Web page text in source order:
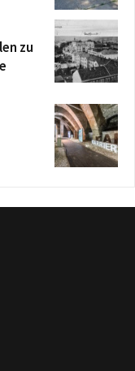
zu